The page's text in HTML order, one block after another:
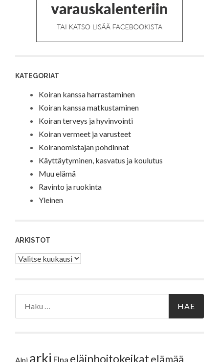
KATEGORIAT
Koiran kanssa harrastaminen
Koiran kanssa matkustaminen
Koiran terveys ja hyvinvointi
Koiran vermeet ja varusteet
Koiranomistajan pohdinnat
Käyttäytyminen, kasvatus ja koulutus
Muu elämä
Ravinto ja ruokinta
Yleinen
ARKISTOT
Arkistot
Alpi arki Elna eläinhoitokeikatelämää